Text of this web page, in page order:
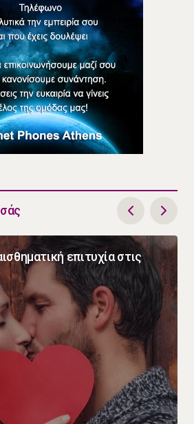
επιτυχία στις